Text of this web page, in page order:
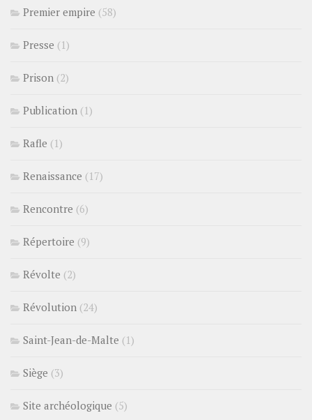
Premier empire (58)
Presse (1)
Prison (2)
Publication (1)
Rafle (1)
Renaissance (17)
Rencontre (6)
Répertoire (9)
Révolte (2)
Révolution (24)
Saint-Jean-de-Malte (1)
Siège (3)
Site archéologique (5)